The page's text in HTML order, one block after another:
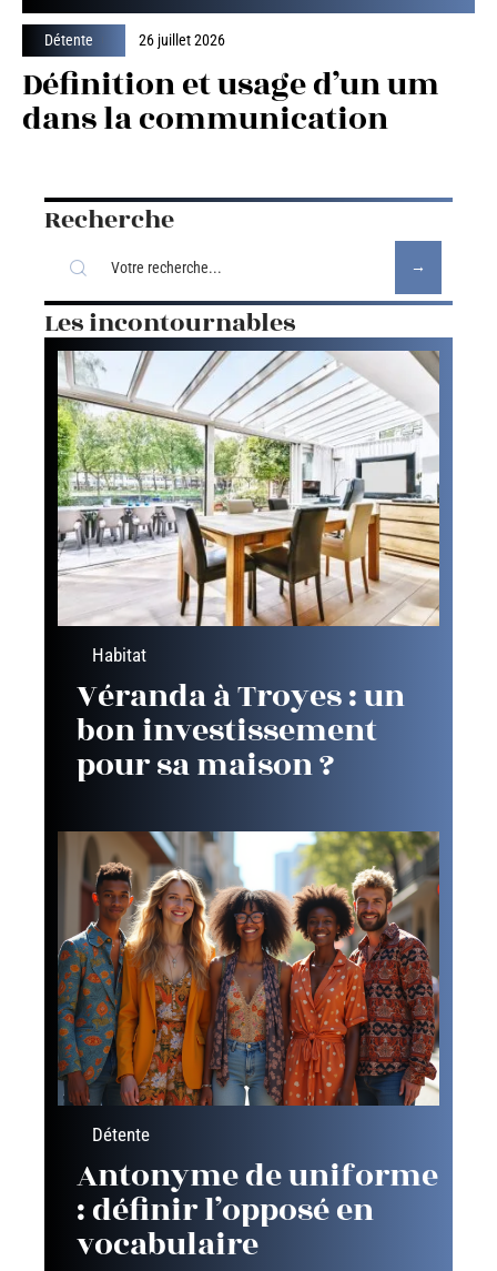
Détente 26 juillet 2026
Définition et usage d’un um
dans la communication
Recherche
Les incontournables
Habitat
Véranda à Troyes : un
bon investissement
pour sa maison ?
Détente
Antonyme de uniforme
: définir l’opposé en
vocabulaire